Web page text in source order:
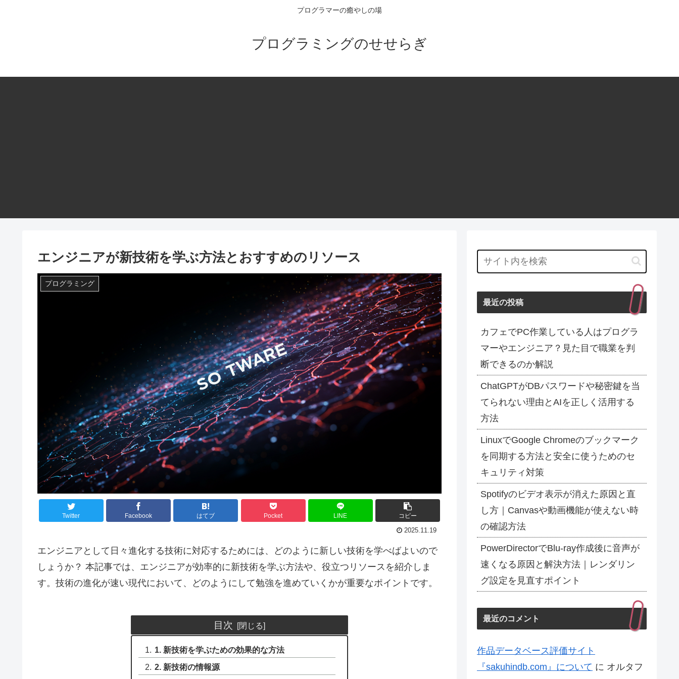
プログラマーの癒やしの場
プログラミングのせせらぎ
エンジニアが新技術を学ぶ方法とおすすめのリソース
プログラミング
Twitter Facebook はてブ Pocket LINE コピー
2025.11.19
エンジニアとして日々進化する技術に対応するためには、どのように新しい技術を学べばよいので
しょうか？ 本記事では、エンジニアが効率的に新技術を学ぶ方法や、役立つリソースを紹介しま
す。技術の進化が速い現代において、どのようにして勉強を進めていくかが重要なポイントです。
目次
1. 新技術を学ぶための効果的な方法
2. 新技術の情報源
最近の投稿
カフェでPC作業している人はプログラ
マーやエンジニア？見た目で職業を判
断できるのか解説
ChatGPTがDBパスワードや秘密鍵を当
てられない理由とAIを正しく活用する
方法
LinuxでGoogle Chromeのブックマーク
を同期する方法と安全に使うためのセ
キュリティ対策
Spotifyのビデオ表示が消えた原因と直
し方｜Canvasや動画機能が使えない時
の確認方法
PowerDirectorでBlu-ray作成後に音声が
速くなる原因と解決方法｜レンダリン
グ設定を見直すポイント
最近のコメント
作品データベース評価サイト
『sakuhindb.com』について に オルタフ